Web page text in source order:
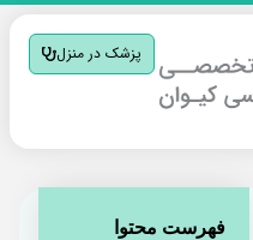
پزشک در منزل
فهرست محتوا